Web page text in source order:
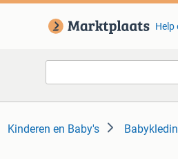
Help
Kinderen en Baby's